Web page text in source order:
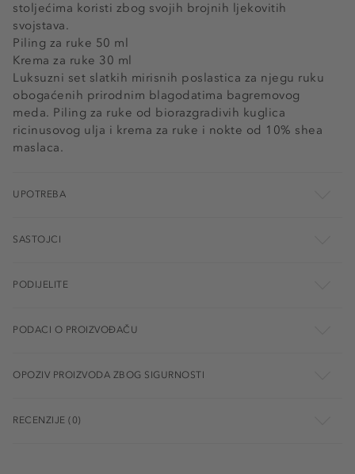
stoljećima koristi zbog svojih brojnih ljekovitih
svojstava.
Piling za ruke 50 ml
Krema za ruke 30 ml
Luksuzni set slatkih mirisnih poslastica za njegu ruku
obogaćenih prirodnim blagodatima bagremovog
meda. Piling za ruke od biorazgradivih kuglica
ricinusovog ulja i krema za ruke i nokte od 10% shea
maslaca.
UPOTREBA
SASTOJCI
PODIJELITE
PODACI O PROIZVOĐAČU
OPOZIV PROIZVODA ZBOG SIGURNOSTI
RECENZIJE (0)